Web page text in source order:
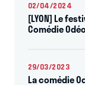
02/04/2024
[LYON] Le
Comédie
29/03/2023
La comédie